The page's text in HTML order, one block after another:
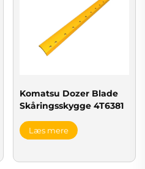
Komatsu Dozer Blade
Skåringsskygge 4T6381
Læs mere